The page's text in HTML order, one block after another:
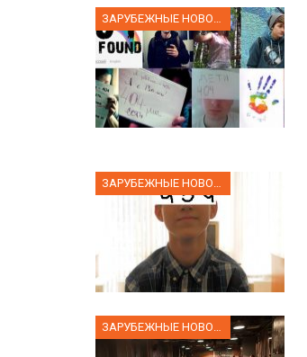
Июн 10, 2017 0